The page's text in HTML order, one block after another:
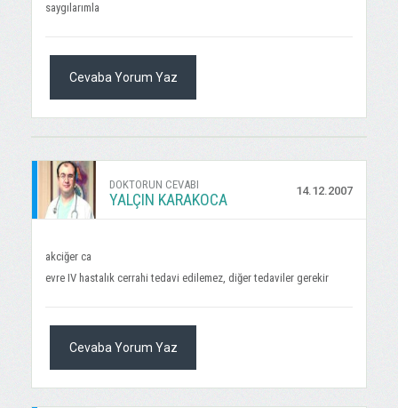
saygılarımla
Cevaba Yorum Yaz
DOKTORUN CEVABI
YALÇIN KARAKOCA 14.12.2007
akciğer ca
evre IV hastalık cerrahi tedavi edilemez, diğer tedaviler gerekir
Cevaba Yorum Yaz